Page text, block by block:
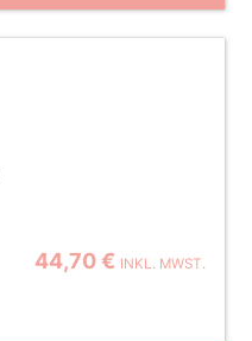
44,70 € INKL. MWST.